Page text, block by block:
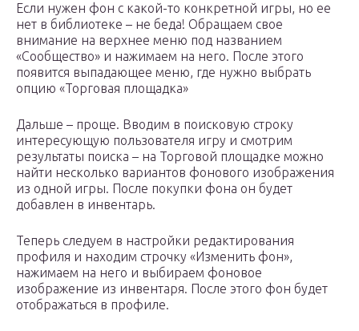
Если нужен фон с какой-то конкретной игры, но ее
нет в библиотеке – не беда! Обращаем свое
внимание на верхнее меню под названием
«Сообщество» и нажимаем на него. После этого
появится выпадающее меню, где нужно выбрать
опцию «Торговая площадка»
Дальше – проще. Вводим в поисковую строку
интересующую пользователя игру и смотрим
результаты поиска – на Торговой площадке можно
найти несколько вариантов фонового изображения
из одной игры. После покупки фона он будет
добавлен в инвентарь.
Теперь следуем в настройки редактирования
профиля и находим строчку «Изменить фон»,
нажимаем на него и выбираем фоновое
изображение из инвентаря. После этого фон будет
отображаться в профиле.